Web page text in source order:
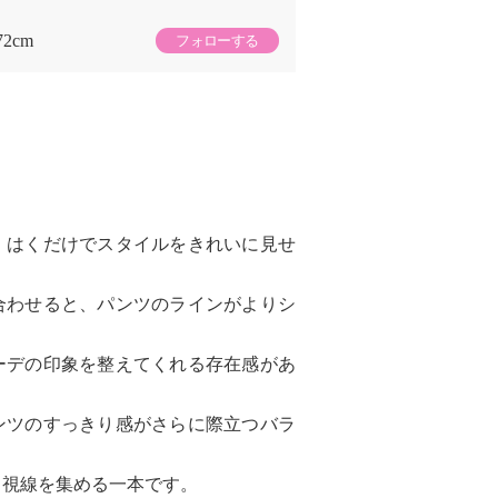
フォローする
くだけでスタイルをきれいに見せ
せると、パンツのラインがよりシ
の印象を整えてくれる存在感があ
のすっきり感がさらに際立つバラ
線を集める一本です。